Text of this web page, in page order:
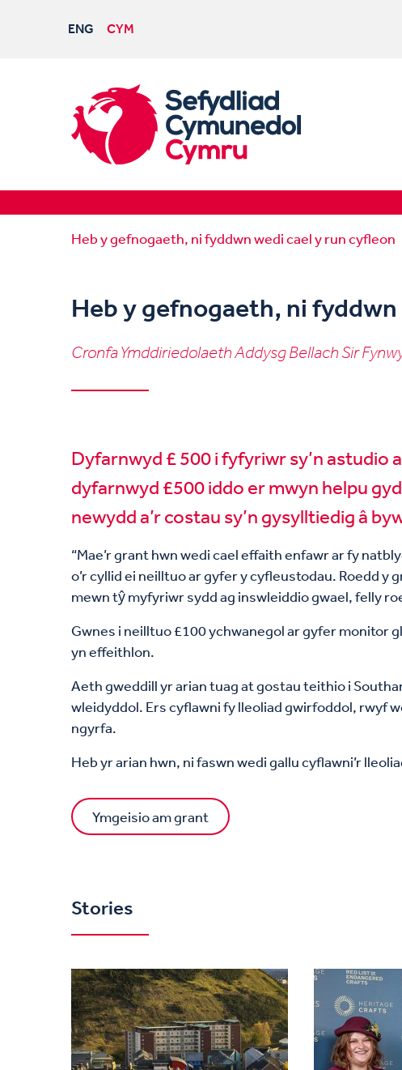
ENG CYM
Heb y gefnogaeth, ni fyddwn wedi cael y run cyfleon
Heb y gefnogaeth, ni
Cronfa Ymddiriedolaeth Addysg Bellach Sir
Dyfarnwyd £ 500 i fyfyriwr sy’n
dyfarnwyd £500 iddo er mwyn helpu
newydd a’r costau sy’n gysylltiedig â
“Mae’r grant hwn wedi cael effaith enfawr ar fy
o’r cyllid ei neilltuo ar gyfer y cyfleustodau. Roedd y
mewn tŷ myfyriwr sydd ag inswleiddio gwael, felly
Gwnes i neilltuo £100 ychwanegol ar gyfer monitor
yn effeithlon.
Aeth gweddill yr arian tuag at gostau teithio i
wleidyddol. Ers cyflawni fy lleoliad gwirfoddol, rwyf
ngyrfa.
Heb yr arian hwn, ni faswn wedi gallu cyflawni’r
Ymgeisio am grant
Stories